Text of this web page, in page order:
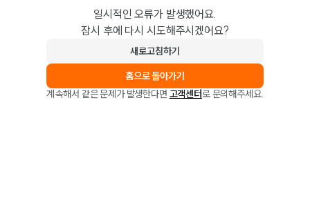
일시적인 오류가 발생했어요.
잠시 후에 다시 시도해주시겠어요?
새로고침하기
홈으로 돌아가기
계속해서 같은 문제가 발생한다면 고객센터로 문의해주세요.